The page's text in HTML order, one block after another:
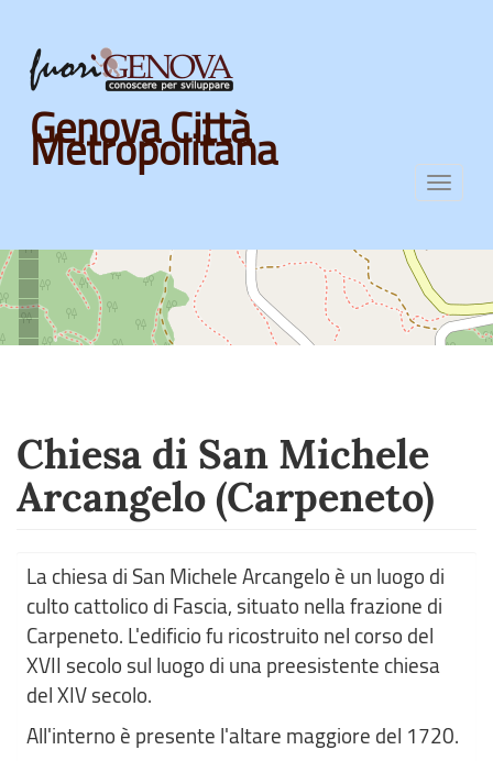
Skip
main
content
Genova Città
Metropolitana
Chiesa di San Michele
Arcangelo (Carpeneto)
La chiesa di San Michele Arcangelo è un luogo di
culto cattolico di Fascia, situato nella frazione di
Carpeneto. L'edificio fu ricostruito nel corso del
XVII secolo sul luogo di una preesistente chiesa
del XIV secolo.
All'interno è presente l'altare maggiore del 1720.